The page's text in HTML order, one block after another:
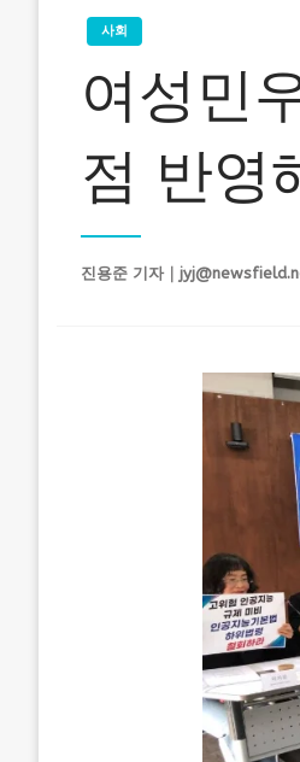
사회
여성민
점 반영
진용준 기자｜